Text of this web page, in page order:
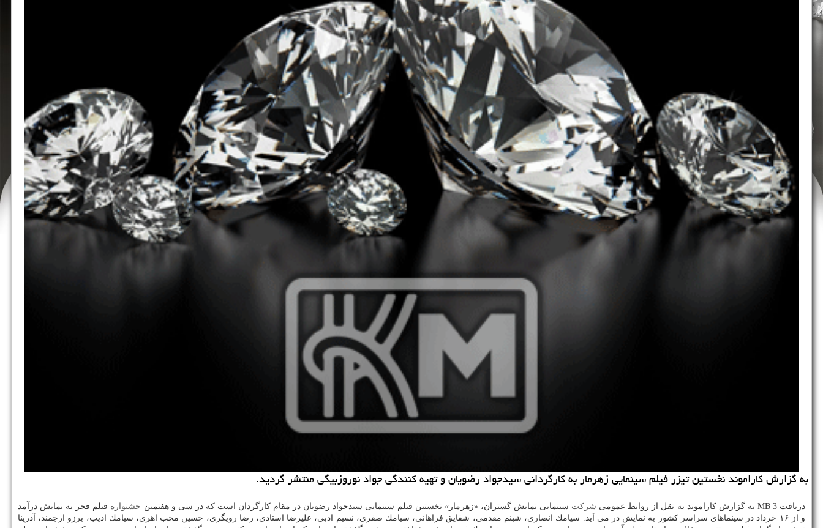
به گزارش كاراموند نخستین تیزر فیلم سینمایی زهرمار به كارگردانی سیدجواد رضویان و تهیه كنندگی جواد نوروزبیگی منتشر گردید.
دریافت 3 MB به گزارش كاراموند به نقل از روابط عمومی شركت سینمایی نمایش گستران، «زهرمار» نخستین فیلم سینمایی سیدجواد رضویان در مقام كارگردان است كه در سی و هفتمین جشنواره فیلم فجر به نمایش درآمد
و از ۱۶ خرداد در سینماهای سراسر كشور به نمایش در می آید. سیامك انصاری، شبنم مقدمی، شقایق فراهانی، سیامك صفری، نسیم ادبی، علیرضا استادی، رضا رویگری، حسین محب اهری، سیامك ادیب، برزو ارجمند، آدرینا